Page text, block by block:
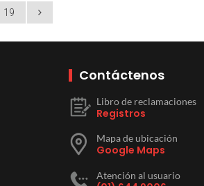
19
Contáctenos
Libro de reclamaciones
Registros
Mapa de ubicación
Google Maps
Atención al usuario